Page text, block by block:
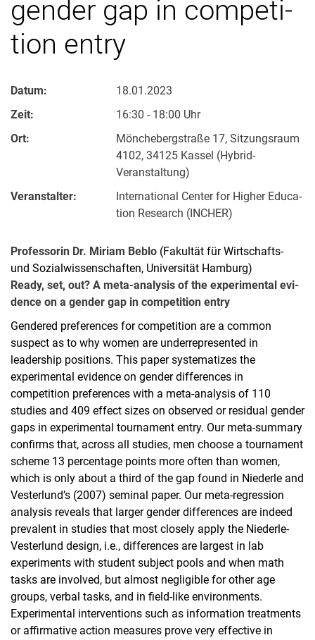
gen­der gap in com­pe­ti­
ti­on ent­ry
Datum:
18.01.2023
Zeit:
16:30 - 18:00 Uhr
Ort:
Mönchebergstraße 17, Sitzungsraum
4102, 34125 Kassel (Hybrid-
Veranstaltung)
Veranstalter:
In­ter­na­tio­nal Cen­ter for Hig­her Edu­ca­
ti­on Re­se­arch (INCHER)
Professorin Dr. Miriam Beblo (Fakultät für Wirtschafts-
und Sozialwissenschaften, Universität Hamburg)
Re­a­dy, set, out? A me­ta-ana­ly­sis of the ex­pe­ri­men­tal evi­
dence on a gen­der gap in com­pe­ti­ti­on ent­ry
Gendered preferences for competition are a common
suspect as to why women are underrepresented in
leadership positions. This paper systematizes the
experimental evidence on gender differences in
competition preferences with a meta-analysis of 110
studies and 409 effect sizes on observed or residual gender
gaps in experimental tournament entry. Our meta-summary
confirms that, across all studies, men choose a tournament
scheme 13 percentage points more often than women,
which is only about a third of the gap found in Niederle and
Vesterlund’s (2007) seminal paper. Our meta-regression
analysis reveals that larger gender differences are indeed
prevalent in studies that most closely apply the Niederle-
Vesterlund design, i.e., differences are largest in lab
experiments with student subject pools and when math
tasks are involved, but almost negligible for other age
groups, verbal tasks, and in field-like environments.
Experimental interventions such as information treatments
or affirmative action measures prove very effective in